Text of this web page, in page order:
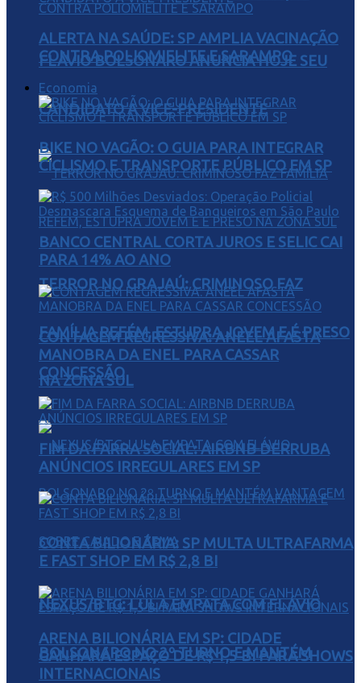
FLÁVIO BOLSONARO ANUNCIA HOJE SEU
CANDIDATO A VICE-PRESIDENTE
TERROR NO GRAJAÚ: CRIMINOSO FAZ
FAMÍLIA REFÉM, ESTUPRA JOVEM E É PRESO
NA ZONA SUL
NEXUS/BTG: LULA EMPATA COM FLÁVIO
BOLSONARO NO 2º TURNO E MANTÉM
ALERTA NA SAÚDE: SP AMPLIA VACINAÇÃO
CONTRA POLIOMIELITE E SARAMPO
Economia
BIKE NO VAGÃO: O GUIA PARA INTEGRAR
CICLISMO E TRANSPORTE PÚBLICO EM SP
BANCO CENTRAL CORTA JUROS E SELIC CAI
PARA 14% AO ANO
CONTAGEM REGRESSIVA: ANEEL AFASTA
MANOBRA DA ENEL PARA CASSAR
CONCESSÃO
FIM DA FARRA SOCIAL: AIRBNB DERRUBA
ANÚNCIOS IRREGULARES EM SP
CONTA BILIONÁRIA: SP MULTA ULTRAFARMA
E FAST SHOP EM R$ 2,8 BI
ARENA BILIONÁRIA EM SP: CIDADE
GANHARÁ ESPAÇO DE R$ 1,5 BI PARA SHOWS
INTERNACIONAIS